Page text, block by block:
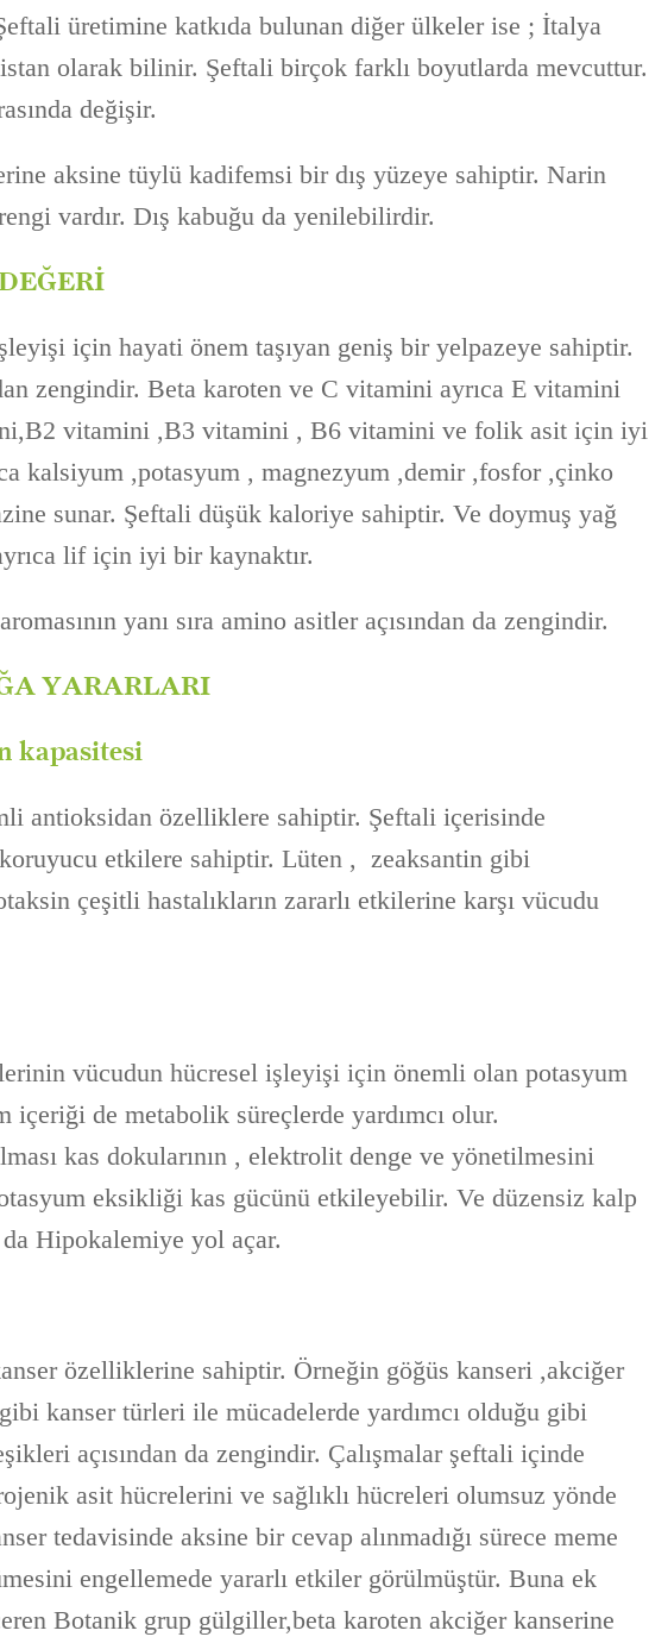
üretimine katkıda bulunan diğer ülkeler ise ; İtalya
olarak bilinir. Şeftali birçok farklı boyutlarda mevcuttur.
değişir.
aksine tüylü kadifemsi bir dış yüzeye sahiptir. Narin
vardır. Dış kabuğu da yenilebilirdir.
için hayati önem taşıyan geniş bir yelpazeye sahiptir.
zengindir. Beta karoten ve C vitamini ayrıca E vitamini
vitamini ,B3 vitamini , B6 vitamini ve folik asit için iyi
kalsiyum ,potasyum , magnezyum ,demir ,fosfor ,çinko
sunar. Şeftali düşük kaloriye sahiptir. Ve doymuş yağ
lif için iyi bir kaynaktır.
yanı sıra amino asitler açısından da zengindir.
YARARLARI
kapasitesi
antioksidan özelliklere sahiptir. Şeftali içerisinde
etkilere sahiptir. Lüten , zeaksantin gibi
çeşitli hastalıkların zararlı etkilerine karşı vücudu
vücudun hücresel işleyişi için önemli olan potasyum
içeriği de metabolik süreçlerde yardımcı olur.
kas dokularının , elektrolit denge ve yönetilmesini
eksikliği kas gücünü etkileyebilir. Ve düzensiz kalp
Hipokalemiye yol açar.
özelliklerine sahiptir. Örneğin göğüs kanseri ,akciğer
kanser türleri ile mücadelerde yardımcı olduğu gibi
açısından da zengindir. Çalışmalar şeftali içinde
asit hücrelerini ve sağlıklı hücreleri olumsuz yönde
tedavisinde aksine bir cevap alınmadığı sürece meme
engellemede yararlı etkiler görülmüştür. Buna ek
Botanik grup gülgiller,beta karoten akciğer kanserine